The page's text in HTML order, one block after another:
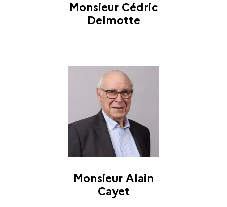
Monsieur Cédric
Delmotte
Monsieur Alain
Cayet